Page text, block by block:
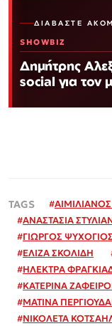
ΔΙΑΒΆΣΤΕ
SHOWBIZ
Δημήτρης
social για τον
#
#ΑΝΑΣΤΑΣΙΑ
#ΓΙΩΡΓΟΣ ΨΥΧΟΓΙΟΣ
#ΕΛΙΖΑ ΣΚΟΛΙΔΗ
#ΗΛΕΚΤΡΑ
#ΚΑΤΕΡΙΝΑ
#ΜΑΤΙΝΑ
#ΝΙΚΟΛΕΤΑ